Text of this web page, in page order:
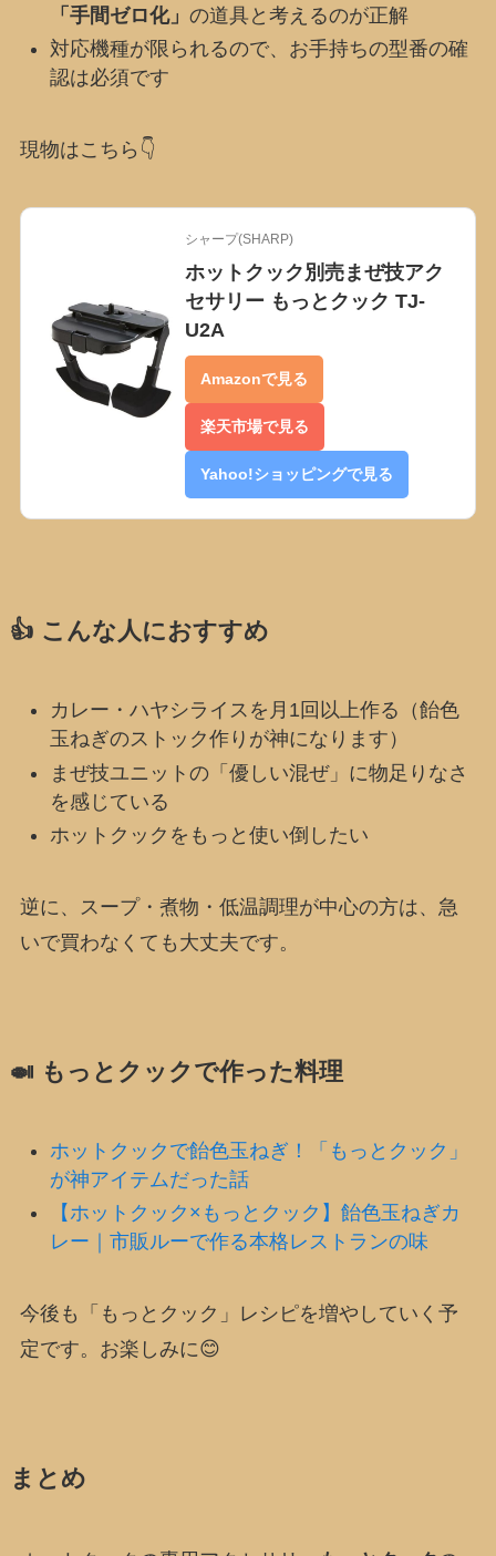
「手間ゼロ化」 の道具と考えるのが正解
対応機種が限られるので、お手持ちの型番の確
認は必須です
現物はこちら👇
シャープ(SHARP)
ホットクック別売まぜ技アク
セサリー もっとクック TJ-
U2A
Amazonで見る
楽天市場で見る
Yahoo!ショッピングで見る
👍 こんな人におすすめ
カレー・ハヤシライスを月1回以上作る（飴色
玉ねぎのストック作りが神になります）
まぜ技ユニットの「優しい混ぜ」に物足りなさ
を感じている
ホットクックをもっと使い倒したい
逆に、スープ・煮物・低温調理が中心の方は、急
いで買わなくても大丈夫です。
🍛 もっとクックで作った料理
ホットクックで飴色玉ねぎ！「もっとクック」
が神アイテムだった話
【ホットクック×もっとクック】飴色玉ねぎカ
レー｜市販ルーで作る本格レストランの味
今後も「もっとクック」レシピを増やしていく予
定です。お楽しみに😊
まとめ